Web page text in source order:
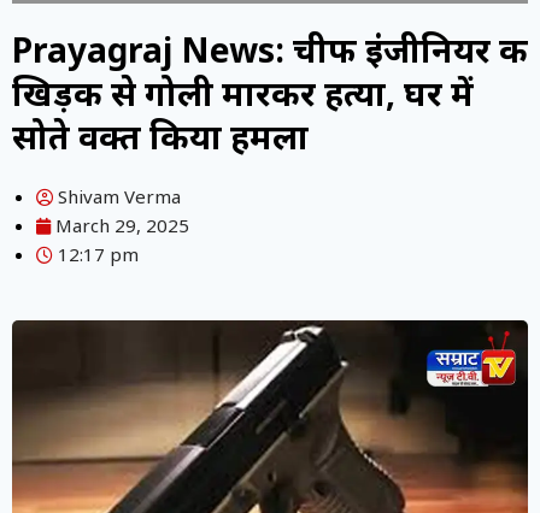
Prayagraj News: चीफ इंजीनियर की
खिड़की से गोली मारकर हत्या, घर में
सोते वक्त किया हमला
Shivam Verma
March 29, 2025
12:17 pm